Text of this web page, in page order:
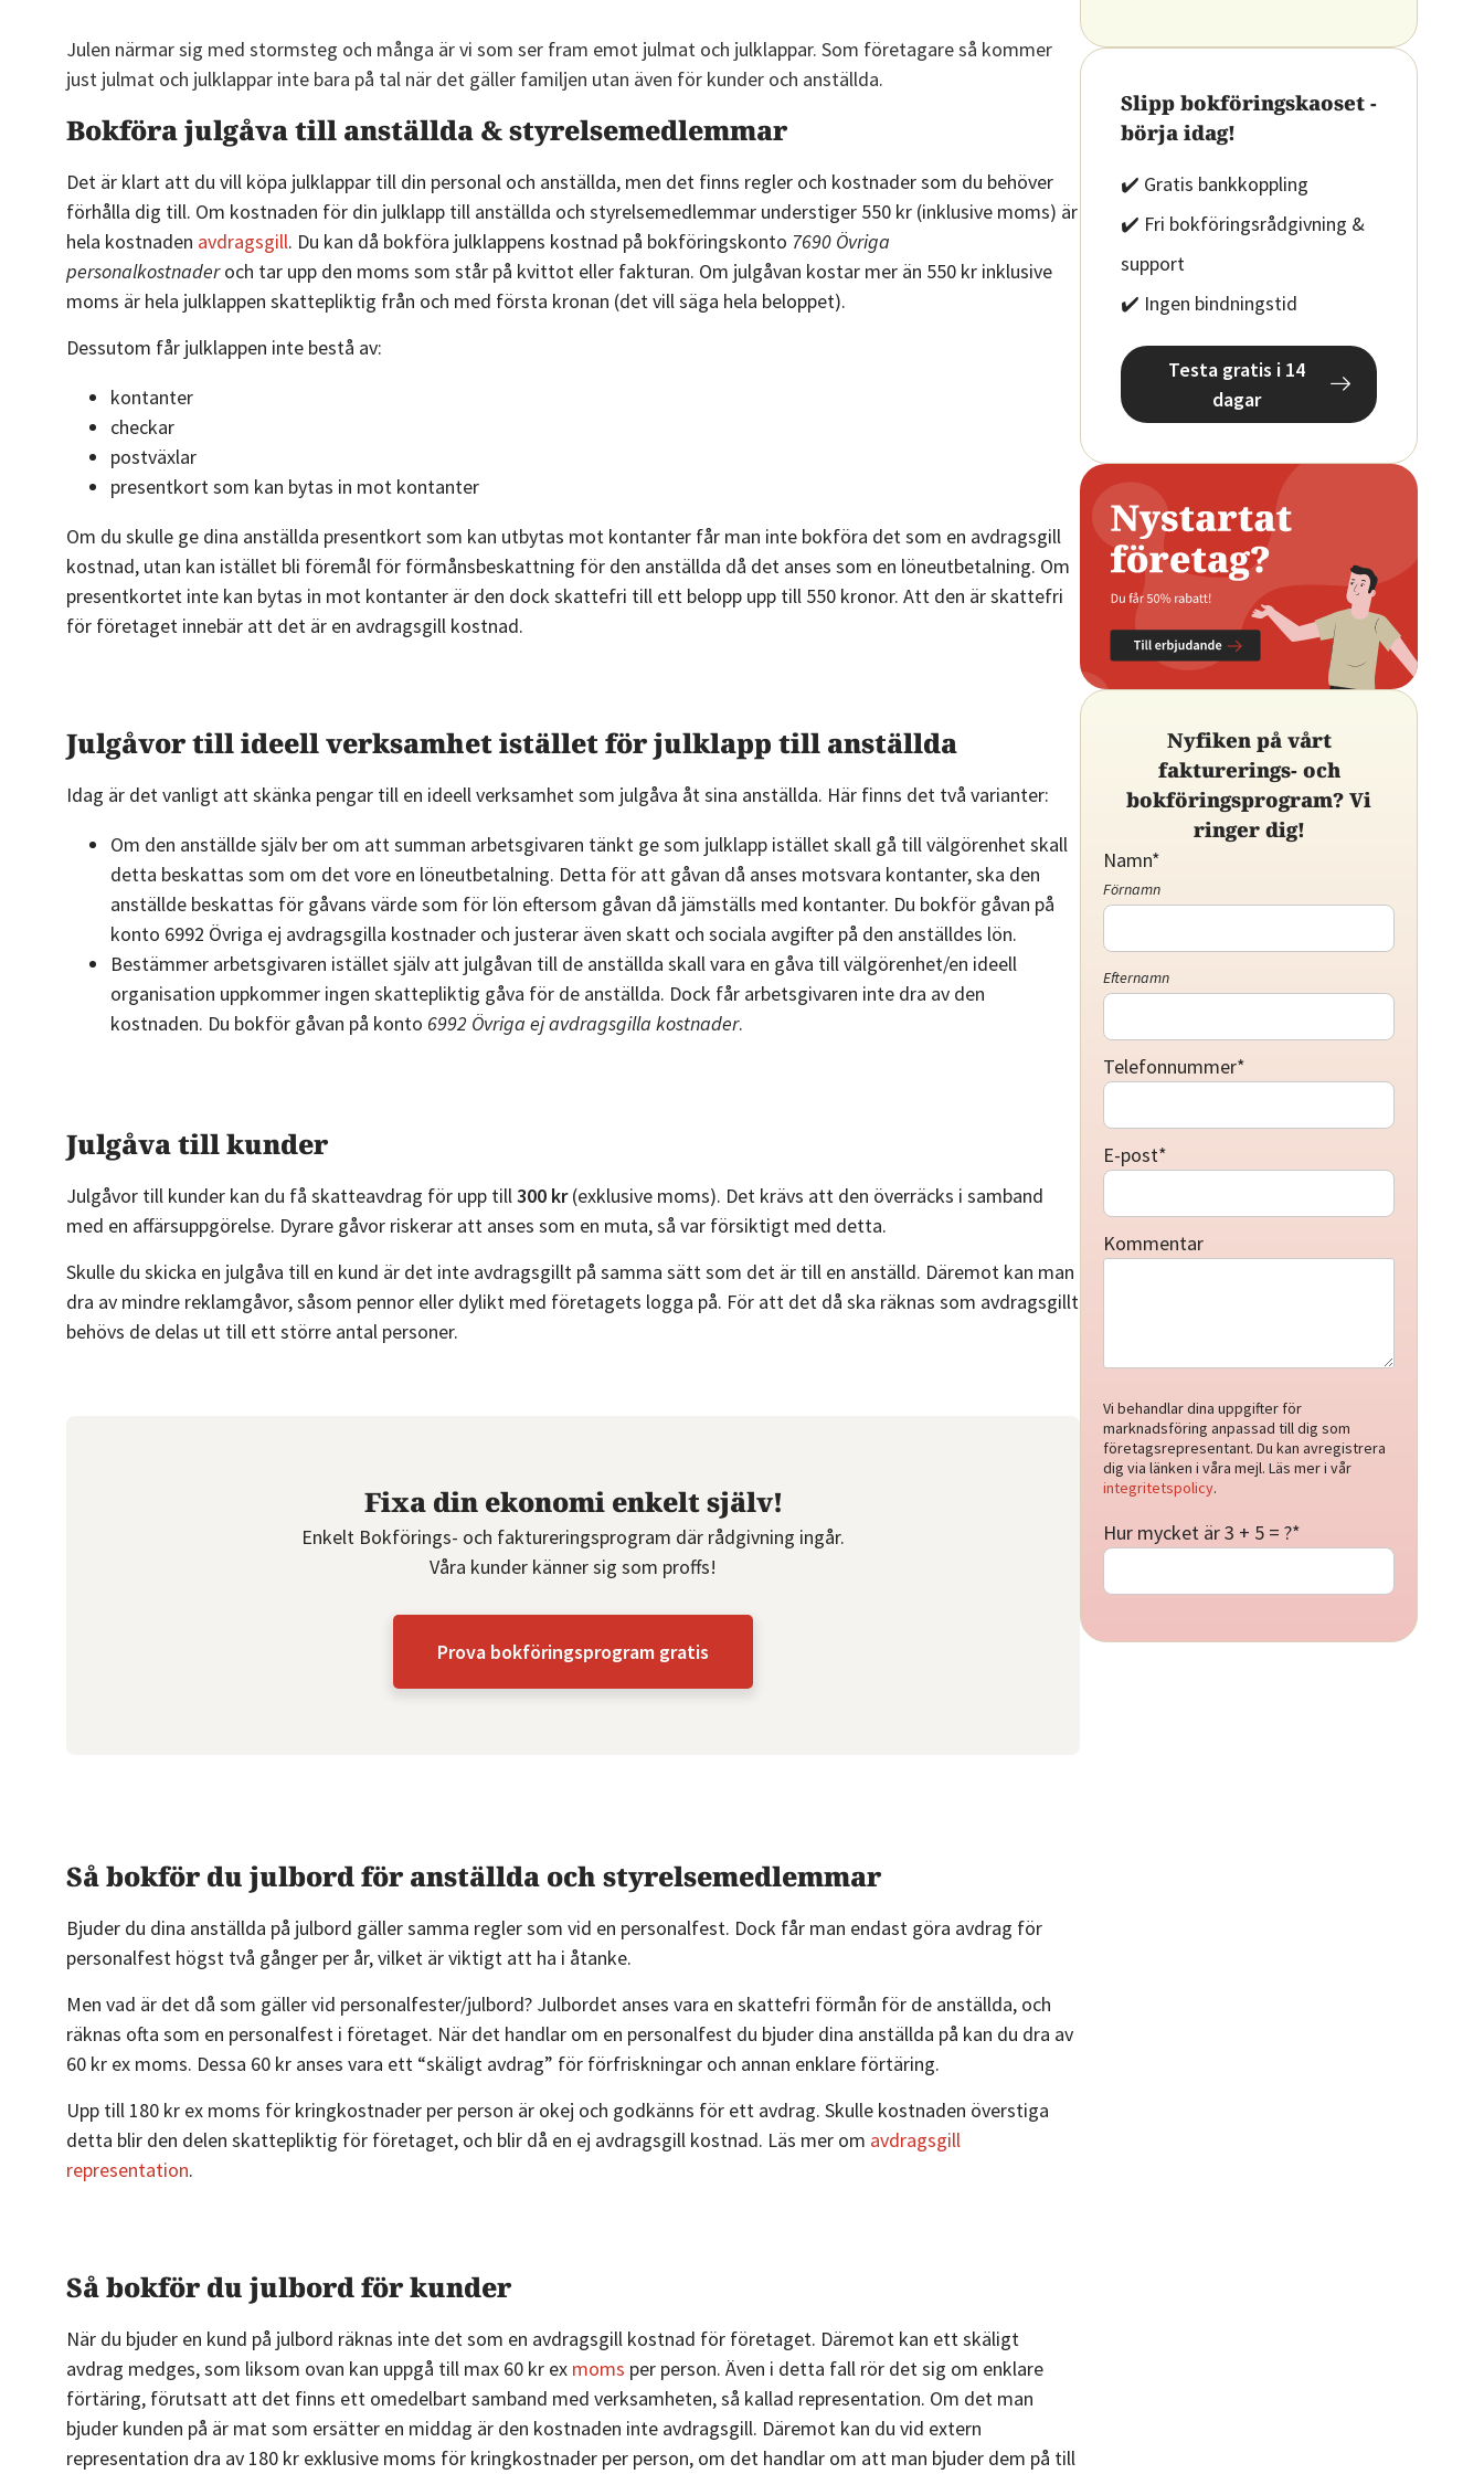
Byta
bokföringsprogram
50% rabatt
Kommande
banker
Vill du att
vi
kontaktar
dig?
Nyhet
Populärt
Gratis
SWOT-
&
produkten
– 3 delar
Lilla
Momsguiden
Julen närmar sig med stormsteg och många är vi som ser fram emot julmat och julklappar. Som företagare så kommer
just julmat och julklappar inte bara på tal när det gäller familjen utan även för kunder och anställda.
Bokföra julgåva till anställda & styrelsemedlemmar
Det är klart att du vill köpa julklappar till din personal och anställda, men det finns regler och kostnader som du behöver
förhålla dig till. Om kostnaden för din julklapp till anställda och styrelsemedlemmar understiger 550 kr (inklusive moms) är
hela kostnaden avdragsgill. Du kan då bokföra julklappens kostnad på bokföringskonto 7690 Övriga
personalkostnaderoch tar upp den moms som står på kvittot eller fakturan. Om julgåvan kostar mer än 550 kr inklusive
moms är hela julklappen skattepliktig från och med första kronan (det vill säga hela beloppet).
Dessutom får julklappen inte bestå av:
kontanter
checkar
postväxlar
presentkort som kan bytas in mot kontanter
Om du skulle ge dina anställda presentkort som kan utbytas mot kontanter får man inte bokföra det som en avdragsgill
kostnad, utan kan istället bli föremål för förmånsbeskattning för den anställda då det anses som en löneutbetalning. Om
presentkortet inte kan bytas in mot kontanter är den dock skattefri till ett belopp upp till 550 kronor. Att den är skattefri
för företaget innebär att det är en avdragsgill kostnad.
Julgåvor till ideell verksamhet istället för julklapp till anställda
Idag är det vanligt att skänka pengar till en ideell verksamhet som julgåva åt sina anställda. Här finns det två varianter:
Om den anställde själv ber om att summan arbetsgivaren tänkt ge som julklapp istället skall gå till välgörenhet skall
detta beskattas som om det vore en löneutbetalning. Detta för att gåvan då anses motsvara kontanter, ska den
anställde beskattas för gåvans värde som för lön eftersom gåvan då jämställs med kontanter. Du bokför gåvan på
konto 6992 Övriga ej avdragsgilla kostnader och justerar även skatt och sociala avgifter på den anställdes lön.
Bestämmer arbetsgivaren istället själv att julgåvan till de anställda skall vara en gåva till välgörenhet/en ideell
organisation uppkommer ingen skattepliktig gåva för de anställda. Dock får arbetsgivaren inte dra av den
kostnaden. Du bokför gåvan på konto 6992 Övriga ej avdragsgilla kostnader.
Julgåva till kunder
Julgåvor till kunder kan du få skatteavdrag för upp till300 kr(exklusive moms). Det krävs att den överräcks i samband
med en affärsuppgörelse. Dyrare gåvor riskerar att anses som en muta, så var försiktigt med detta.
Skulle du skicka en julgåva till en kund är det inte avdragsgillt på samma sätt som det är till en anställd. Däremot kan man
dra av mindre reklamgåvor, såsom pennor eller dylikt med företagets logga på. För att det då ska räknas som avdragsgillt
behövs de delas ut till ett större antal personer.
Fixa din ekonomi enkelt själv!
Enkelt Bokförings- och faktureringsprogram där rådgivning ingår.
Våra kunder känner sig som proffs!
Prova bokföringsprogram gratis
Så bokför du julbord för anställda och styrelsemedlemmar
Bjuder du dina anställda på julbord gäller samma regler som vid en personalfest. Dock får man endast göra avdrag för
personalfest högst två gånger per år, vilket är viktigt att ha i åtanke.
Men vad är det då som gäller vid personalfester/julbord? Julbordet anses vara en skattefri förmån för de anställda, och
räknas ofta som en personalfest i företaget. När det handlar om en personalfest du bjuder dina anställda på kan du dra av
60 kr ex moms. Dessa 60 kr anses vara ett “skäligt avdrag” för förfriskningar och annan enklare förtäring.
Upp till 180 kr ex moms för kringkostnader per person är okej och godkänns för ett avdrag. Skulle kostnaden överstiga
detta blir den delen skattepliktig för företaget, och blir då en ej avdragsgill kostnad. Läs mer om avdragsgill
representation.
Så bokför du julbord för kunder
När du bjuder en kund på julbord räknas inte det som en avdragsgill kostnad för företaget. Däremot kan ett skäligt
avdrag medges, som liksom ovan kan uppgå till max 60 kr ex moms per person. Även i detta fall rör det sig om enklare
förtäring, förutsatt att det finns ett omedelbart samband med verksamheten, så kallad representation. Om det man
bjuder kunden på är mat som ersätter en middag är den kostnaden inte avdragsgill. Däremot kan du vid extern
representation dra av 180 kr exklusive moms för kringkostnader per person, om det handlar om att man bjuder dem på till
Slipp bokföringskaoset -
börja idag!
✔️ Gratis bankkoppling
✔️ Fri bokföringsrådgivning &
support
✔️ Ingen bindningstid
Testa gratis i 14
dagar
Nyfiken på vårt
fakturerings- och
bokföringsprogram? Vi
ringer dig!
Namn*
Förnamn
Efternamn
Telefonnummer*
E-post*
Kommentar
Vi behandlar dina uppgifter för
marknadsföring anpassad till dig som
företagsrepresentant. Du kan avregistrera
dig via länken i våra mejl. Läs mer i vår
integritetspolicy.
Hur mycket är 3 + 5 = ?*